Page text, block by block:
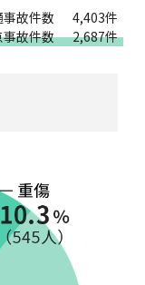
故件数
4,403件
故件数
2,687件